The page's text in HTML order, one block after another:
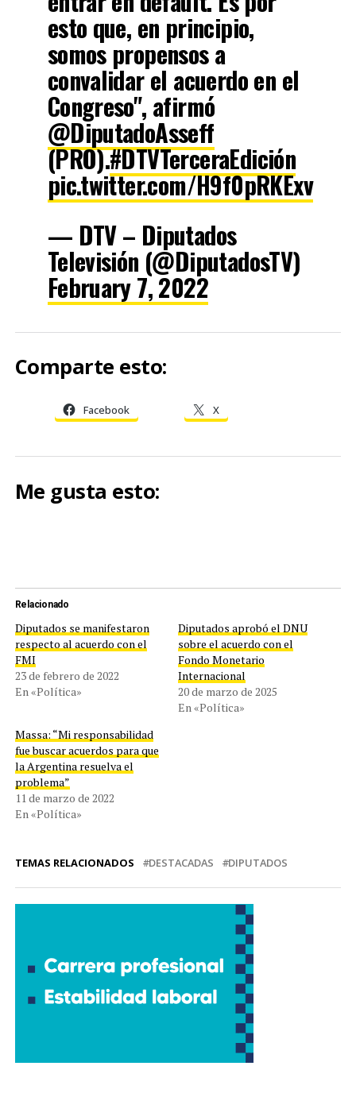
esto que, en principio,
somos propensos a
convalidar el acuerdo en el
Congreso", afirmó
@DiputadoAsseff
(PRO).#DTVTerceraEdición
pic.twitter.com/H9f0pRKExv
— DTV – Diputados
Televisión (@DiputadosTV)
February 7, 2022
Comparte esto:
Facebook X
Me gusta esto:
Relacionado
Diputados se manifestaron
respecto al acuerdo con el
FMI
23 de febrero de 2022
En «Política»
Diputados aprobó el DNU
sobre el acuerdo con el
Fondo Monetario
Internacional
20 de marzo de 2025
En «Política»
Massa: “Mi responsabilidad
fue buscar acuerdos para que
la Argentina resuelva el
problema”
11 de marzo de 2022
En «Política»
TEMAS RELACIONADOS DESTACADAS DIPUTADOS